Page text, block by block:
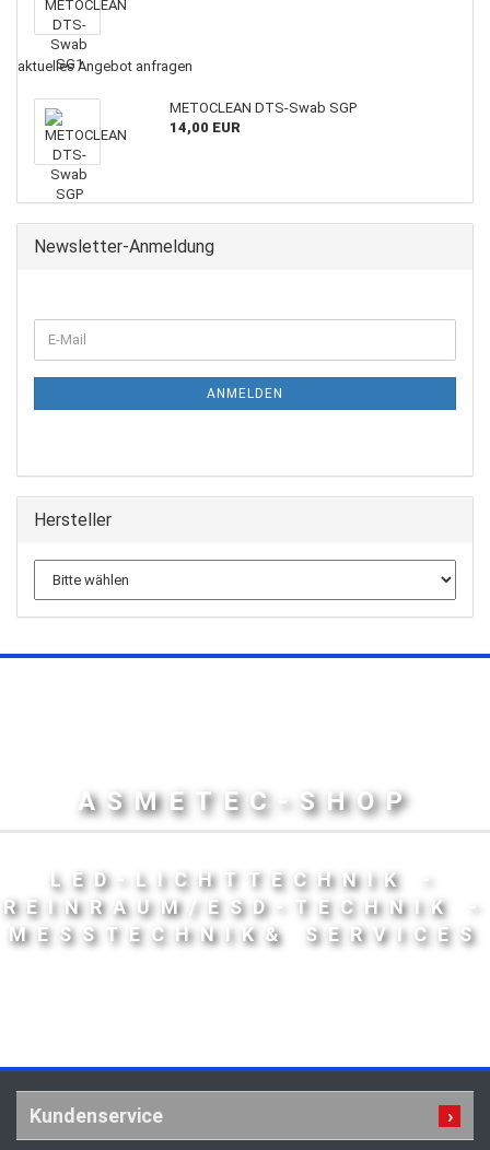
aktuelles Angebot anfragen
METOCLEAN DTS-Swab SGP
14,00 EUR
Newsletter-Anmeldung
ANMELDEN
Hersteller
ASMETEC-SHOP
LED-LICHTTECHNIK -
REINRAUM/ESD-TECHNIK -
MESSTECHNIK& SERVICES
Kundenservice